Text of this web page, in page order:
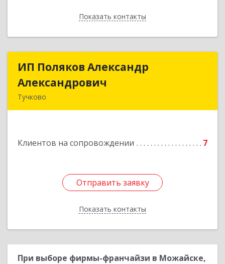
Показать контакты
Назад
ИП Поляков Александр
Александрович
Тучково
Клиентов на сопровождении 7
Отправить заявку
Показать контакты
ИП Поляков Александр
Подробнее
Отправить заявку
Назад
При выборе фирмы-франчайзи в Можайске,